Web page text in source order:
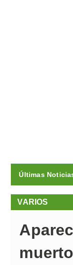
Últimas
VARIOS